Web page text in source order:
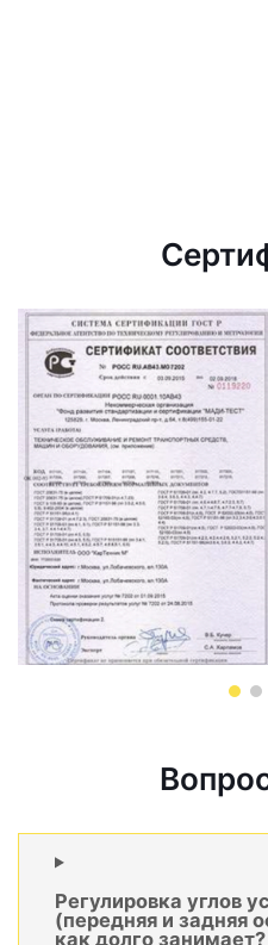
Регулировка углов
(передняя и задняя
как долго занимает?